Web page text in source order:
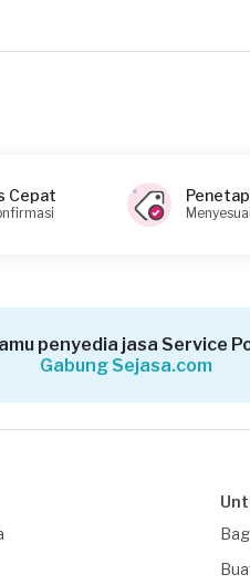
Cepat
penyedia jasa Service
Gabung Sejasa.com